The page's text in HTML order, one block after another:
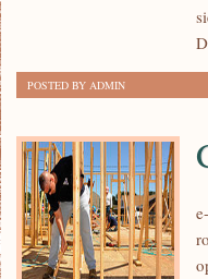
POSTED BY ADMIN